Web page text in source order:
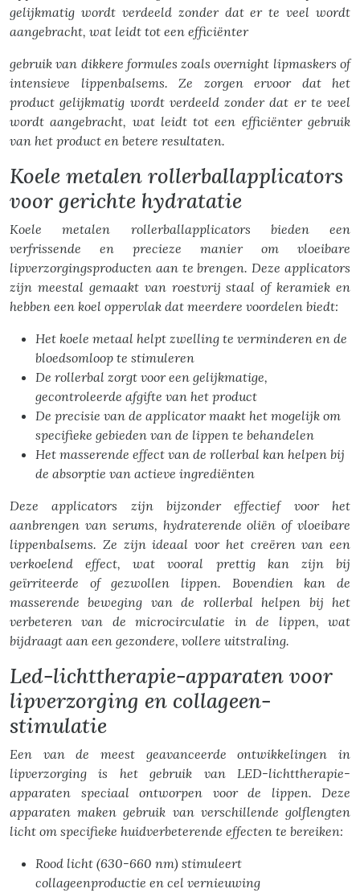
gelijkmatig wordt verdeeld zonder dat er te veel wordt
aangebracht, wat leidt tot een efficiënter
gebruik van dikkere formules zoals overnight lipmaskers of
intensieve lippenbalsems. Ze zorgen ervoor dat het
product gelijkmatig wordt verdeeld zonder dat er te veel
wordt aangebracht, wat leidt tot een efficiënter gebruik
van het product en betere resultaten.
Koele metalen rollerballapplicators
voor gerichte hydratatie
Koele metalen rollerballapplicators bieden een
verfrissende en precieze manier om vloeibare
lipverzorgingsproducten aan te brengen. Deze applicators
zijn meestal gemaakt van roestvrij staal of keramiek en
hebben een koel oppervlak dat meerdere voordelen biedt:
Het koele metaal helpt zwelling te verminderen en de
bloedsomloop te stimuleren
De rollerbal zorgt voor een gelijkmatige,
gecontroleerde afgifte van het product
De precisie van de applicator maakt het mogelijk om
specifieke gebieden van de lippen te behandelen
Het masserende effect van de rollerbal kan helpen bij
de absorptie van actieve ingrediënten
Deze applicators zijn bijzonder effectief voor het
aanbrengen van serums, hydraterende oliën of vloeibare
lippenbalsems. Ze zijn ideaal voor het creëren van een
verkoelend effect, wat vooral prettig kan zijn bij
geïrriteerde of gezwollen lippen. Bovendien kan de
masserende beweging van de rollerbal helpen bij het
verbeteren van de microcirculatie in de lippen, wat
bijdraagt aan een gezondere, vollere uitstraling.
Led-lichttherapie-apparaten voor
lipverzorging en collageen-
stimulatie
Een van de meest geavanceerde ontwikkelingen in
lipverzorging is het gebruik van LED-lichttherapie-
apparaten speciaal ontworpen voor de lippen. Deze
apparaten maken gebruik van verschillende golflengten
licht om specifieke huidverbeterende effecten te bereiken:
Rood licht (630-660 nm) stimuleert
collageenproductie en cel vernieuwing